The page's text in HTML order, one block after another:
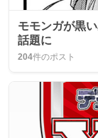
モモンガが黒
話題に
204件のポスト